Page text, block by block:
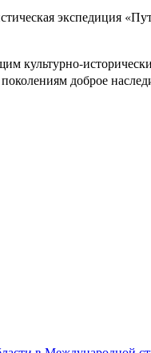
экспедиция
культурно-
доброе